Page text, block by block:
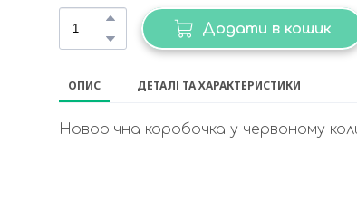
Додати в кошик
ОПИС ДЕТАЛІ ТА ХАРАКТЕРИСТИКИ
Новорічна коробочка у червоному